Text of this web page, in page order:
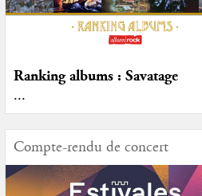
Ranking albums : Savatage
...
Compte-rendu de concert